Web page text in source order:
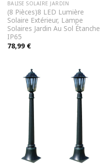
BALISE SOLAIRE JARDIN
(8 Pièces)8 LED Lumière
Solaire Extérieur, Lampe
Solaires Jardin Au Sol Étanche
IP65
78,99 €